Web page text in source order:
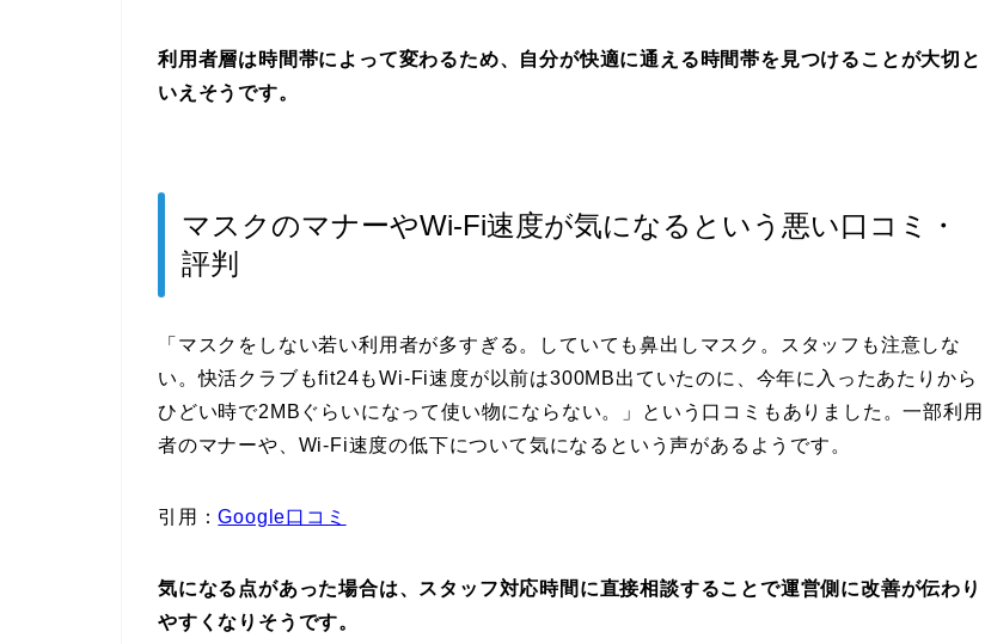
利用者層は時間帯によって変わるため、自分が快適に通える時間帯を見つけることが大切と
いえそうです。
マスクのマナーやWi-Fi速度が気になるという悪い口コミ・
評判
「マスクをしない若い利用者が多すぎる。していても鼻出しマスク。スタッフも注意しな
い。快活クラブもfit24もWi-Fi速度が以前は300MB出ていたのに、今年に入ったあたりから
ひどい時で2MBぐらいになって使い物にならない。」という口コミもありました。一部利用
者のマナーや、Wi-Fi速度の低下について気になるという声があるようです。
引用：Google口コミ
気になる点があった場合は、スタッフ対応時間に直接相談することで運営側に改善が伝わり
やすくなりそうです。